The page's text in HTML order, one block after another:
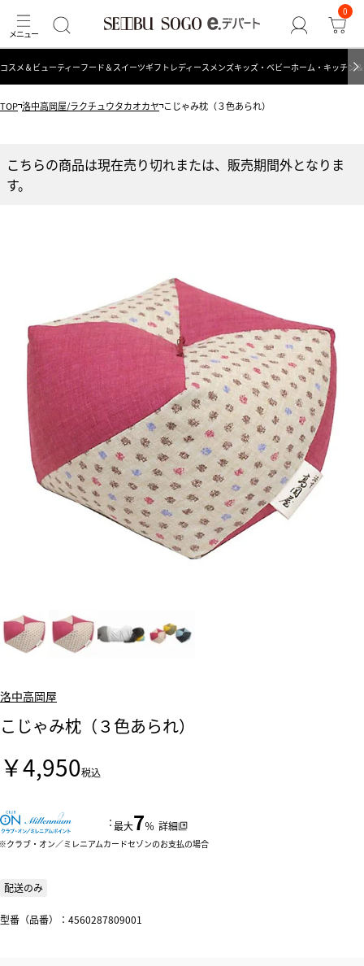
0
コスメ＆ビューティーフード＆スイーツギフト レディース メンズキッズ・ベビーホーム・キッチン
TOP 洛中高岡屋/ラクチュウタカオカヤ こじゃみ枕（３色あられ）
こちらの商品は現在売り切れまたは、販売期間外となりま
す。
洛中高岡屋
こじゃみ枕（３色あられ）
￥4,950税込
：最大7％ 詳細
クラブ・オン／ミレニアムカードセゾンのお支払の場合
配送のみ
型番（品番）：4560287809001